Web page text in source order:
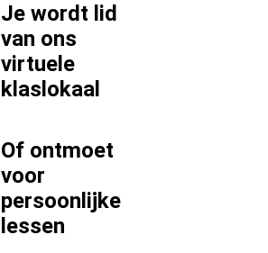
Je wordt lid
van ons
virtuele
klaslokaal
Of ontmoet
voor
persoonlijke
lessen